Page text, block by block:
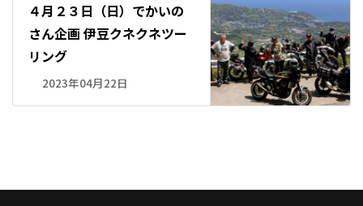
４月２３日（日）でかいの
さん企画 伊豆クネクネツー
リング
2023年04月22日